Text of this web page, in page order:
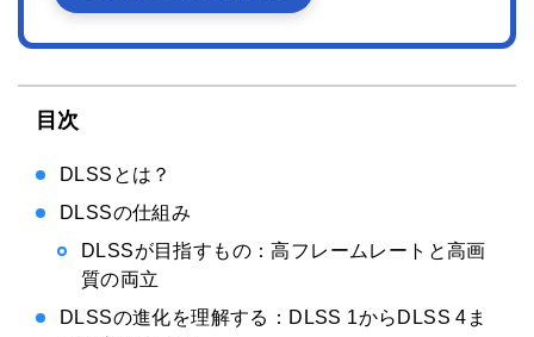
目次
DLSSとは？
DLSSの仕組み
DLSSが目指すもの：高フレームレートと高画
質の両立
DLSSの進化を理解する：DLSS 1からDLSS 4ま